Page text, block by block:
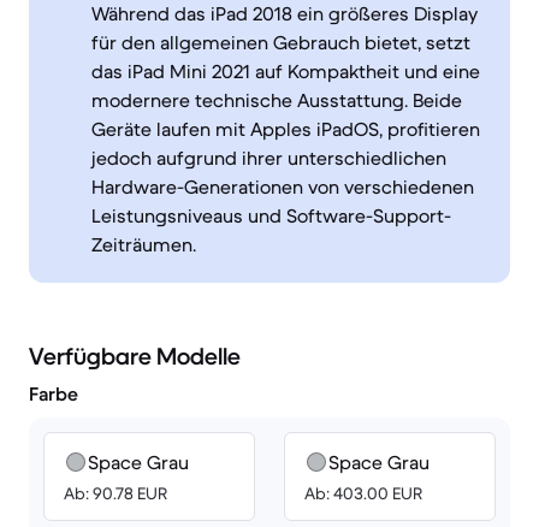
Während das iPad 2018 ein größeres Display
für den allgemeinen Gebrauch bietet, setzt
das iPad Mini 2021 auf Kompaktheit und eine
modernere technische Ausstattung. Beide
Geräte laufen mit Apples iPadOS, profitieren
jedoch aufgrund ihrer unterschiedlichen
Hardware-Generationen von verschiedenen
Leistungsniveaus und Software-Support-
Zeiträumen.
Verfügbare Modelle
Farbe
Space Grau
Ab: 90.78 EUR
Space Grau
Ab: 403.00 EUR